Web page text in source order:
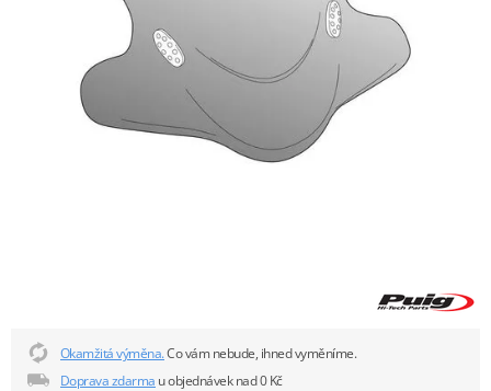
Okamžitá výměna.Co vám nebude, ihned vyměníme.
Doprava zdarma u objednávek nad 0 Kč